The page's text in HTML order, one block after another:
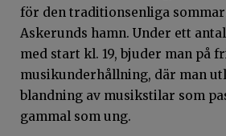
för den traditionsenliga
Askerunds hamn. Under ett
med start kl. 19, bjuder man på
musikunderhållning, där man
blandning av musikstilar som
gammal som ung.